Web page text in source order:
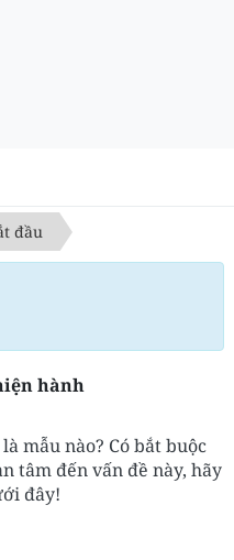
đầu
hành
mẫu nào? Có bắt buộc
tâm đến vấn đề này, hãy
đây!